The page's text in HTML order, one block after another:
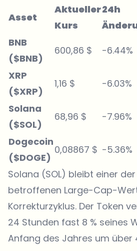
Asset
Aktueller
Kurs
24h
BNB
($BNB)
600,86 $ -6.44%
XRP
($XRP)
1,16 $ -6.03%
Solana
($SOL)
68,96 $ -7.96%
Dogecoin
($DOGE)
0,08867 $ -5.36%
Solana (SOL) bleibt einer
betroffenen Large-Cap-
Korrekturzyklus. Der Token
24 Stunden fast 8 % seines
Anfang des Jahres um über